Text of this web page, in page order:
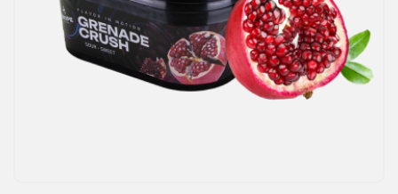
Рідини для електронних сигарет
Подарункові набори